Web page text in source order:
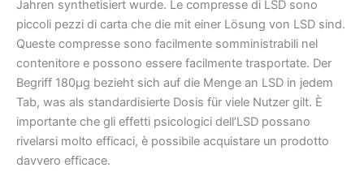
Jahren synthetisiert wurde. Le compresse di LSD sono
piccoli pezzi di carta che die mit einer Lösung von LSD sind.
Queste compresse sono facilmente somministrabili nel
contenitore e possono essere facilmente trasportate. Der
Begriff 180μg bezieht sich auf die Menge an LSD in jedem
Tab, was als standardisierte Dosis für viele Nutzer gilt. È
importante che gli effetti psicologici dell’LSD possano
rivelarsi molto efficaci, è possibile acquistare un prodotto
davvero efficace.